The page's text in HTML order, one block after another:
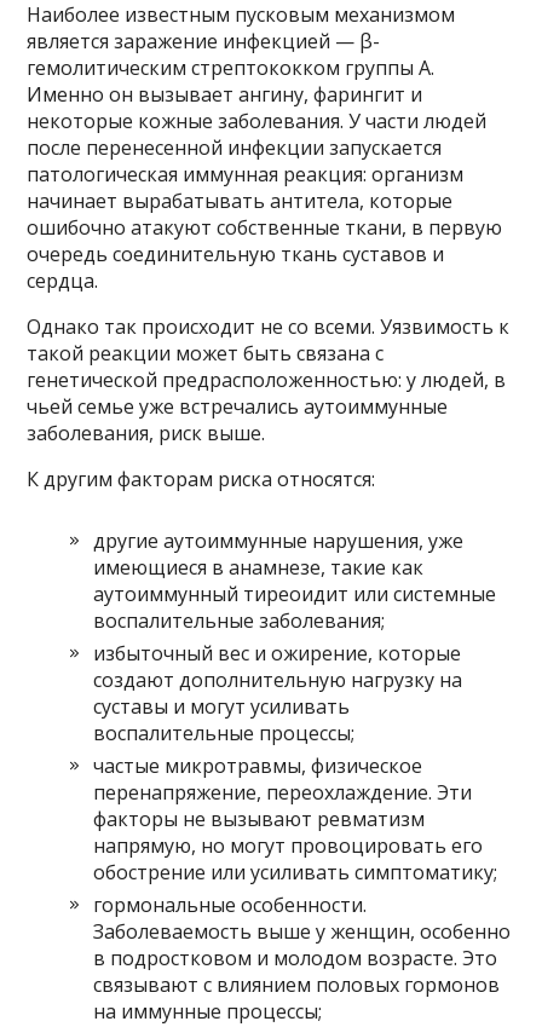
Наиболее известным пусковым механизмом
является заражение инфекцией — β-
гемолитическим стрептококком группы А.
Именно он вызывает ангину, фарингит и
некоторые кожные заболевания. У части людей
после перенесенной инфекции запускается
патологическая иммунная реакция: организм
начинает вырабатывать антитела, которые
ошибочно атакуют собственные ткани, в первую
очередь соединительную ткань суставов и
сердца.
Однако так происходит не со всеми. Уязвимость к
такой реакции может быть связана с
генетической предрасположенностью: у людей, в
чьей семье уже встречались аутоиммунные
заболевания, риск выше.
К другим факторам риска относятся:
другие аутоиммунные нарушения, уже
имеющиеся в анамнезе, такие как
аутоиммунный тиреоидит или системные
воспалительные заболевания;
избыточный вес и ожирение, которые
создают дополнительную нагрузку на
суставы и могут усиливать
воспалительные процессы;
частые микротравмы, физическое
перенапряжение, переохлаждение. Эти
факторы не вызывают ревматизм
напрямую, но могут провоцировать его
обострение или усиливать симптоматику;
гормональные особенности.
Заболеваемость выше у женщин, особенно
в подростковом и молодом возрасте. Это
связывают с влиянием половых гормонов
на иммунные процессы;